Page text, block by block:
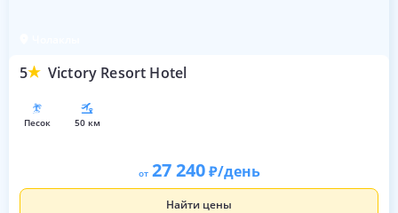
5 Victory Resort Hotel
песок 50 км
от 27 240 /день
Найти цены